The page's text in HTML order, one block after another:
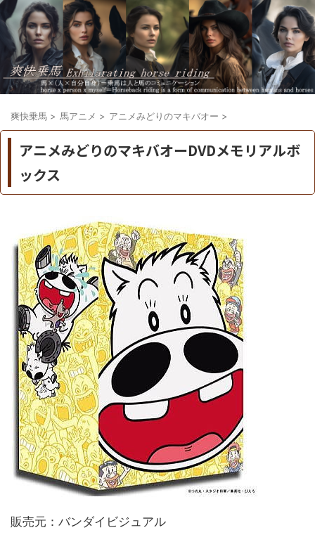
爽快乗馬 > 馬アニメ > アニメみどりのマキバオー >
アニメみどりのマキバオーDVDメモリアルボ
ックス
販売元：バンダイビジュアル